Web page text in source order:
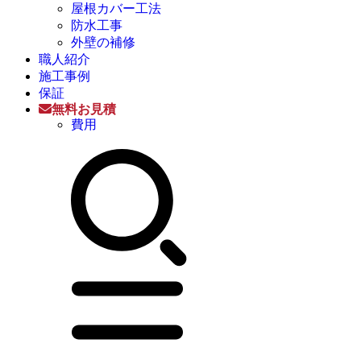
屋根カバー工法
防水工事
外壁の補修
職人紹介
施工事例
保証
無料お見積
費用